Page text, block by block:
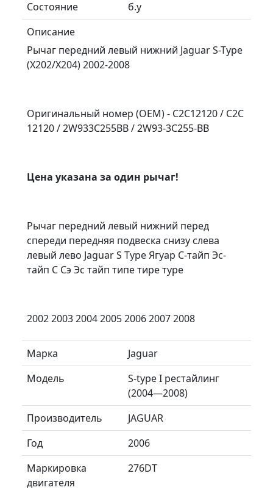
Состояние
б.у
Описание
Рычаг передний левый нижний Jaguar S-Type
(X202/X204) 2002-2008
Оригинальный номер (OEM) - C2C12120 / C2C
12120 / 2W933C255BB / 2W93-3C255-BB
Цена указана за один рычаг!
Рычаг передний левый нижний перед
спереди передняя подвеска снизу слева
левый лево Jaguar S Type Ягуар С-тайп Эс-
тайп С Сэ Эс тайп типе тире туре
2002 2003 2004 2005 2006 2007 2008
Марка
Jaguar
Модель
S-type I рестайлинг
(2004—2008)
Производитель
JAGUAR
Год
2006
Маркировка
двигателя
276DT